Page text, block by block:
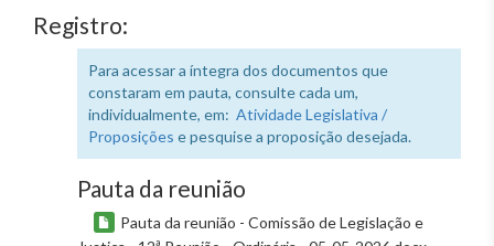
Registro:
Para acessar a íntegra dos documentos que
constaram em pauta, consulte cada um,
individualmente, em: Atividade Legislativa /
Proposições e pesquise a proposição desejada.
Pauta da reunião
Pauta da reunião - Comissão de Legislação e